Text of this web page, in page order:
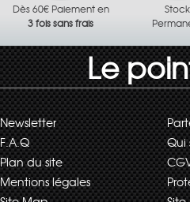
Dès 60€ Paiement en
3 fois sans frais
Stock
Le
Newsletter
F.A.Q
Qui
Plan du site
Mentions légales